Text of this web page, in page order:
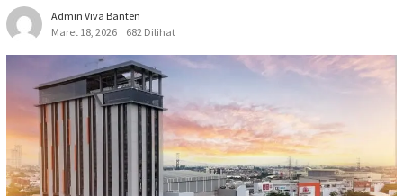
Admin Viva Banten
Maret 18, 2026
682 Dilihat